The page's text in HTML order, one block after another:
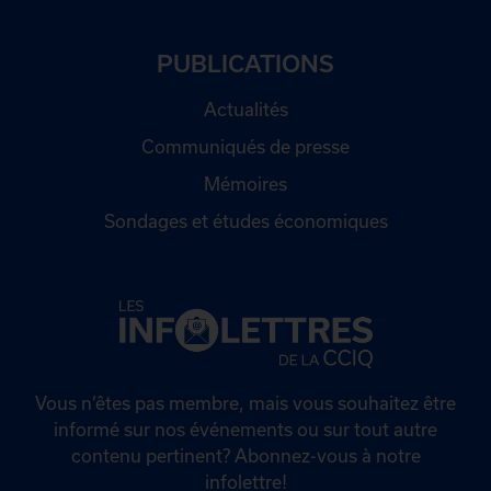
PUBLICATIONS
Actualités
Communiqués de presse
Mémoires
Sondages et études économiques
Vous n’êtes pas membre, mais vous souhaitez être
informé sur nos événements ou sur tout autre
contenu pertinent? Abonnez-vous à notre
infolettre!